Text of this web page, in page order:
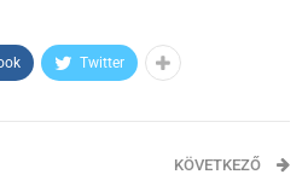
Twitter
KÖVETKEZŐ